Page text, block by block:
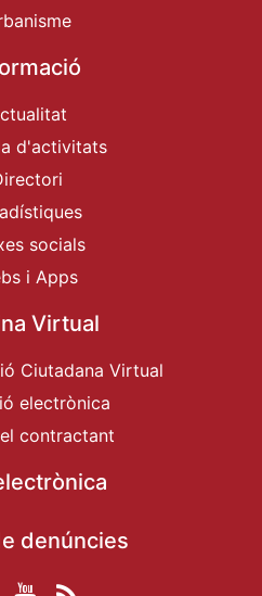
d'activitats
socials
i Apps
Virtual
Ciutadana Virtual
electrònica
contractant
denúncies